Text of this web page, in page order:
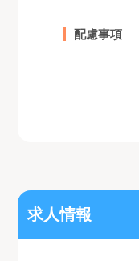
配慮事項
求人情報